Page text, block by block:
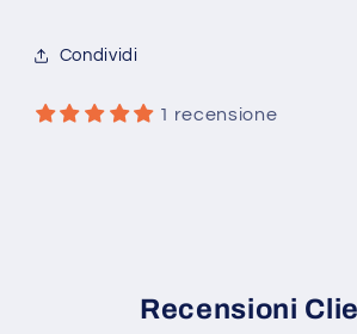
Condividi
1 recensione
Recensioni